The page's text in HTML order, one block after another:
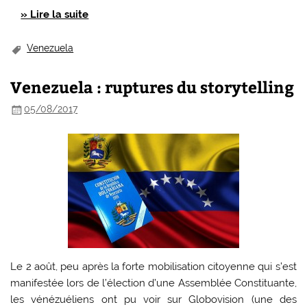
» Lire la suite
Venezuela
Venezuela : ruptures du storytelling
05/08/2017
Le 2 août, peu après la forte mobilisation citoyenne qui s’est
manifestée lors de l’élection d’une Assemblée Constituante,
les vénézuéliens ont pu voir sur Globovision (une des